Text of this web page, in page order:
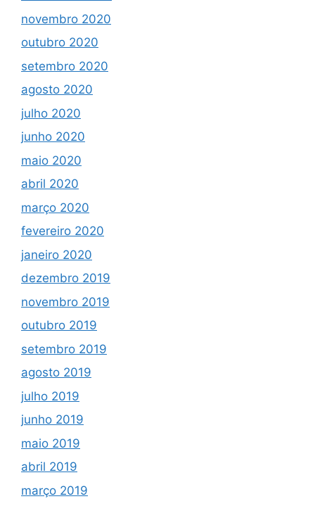
novembro 2020
outubro 2020
setembro 2020
agosto 2020
julho 2020
junho 2020
maio 2020
abril 2020
março 2020
fevereiro 2020
janeiro 2020
dezembro 2019
novembro 2019
outubro 2019
setembro 2019
agosto 2019
julho 2019
junho 2019
maio 2019
abril 2019
março 2019